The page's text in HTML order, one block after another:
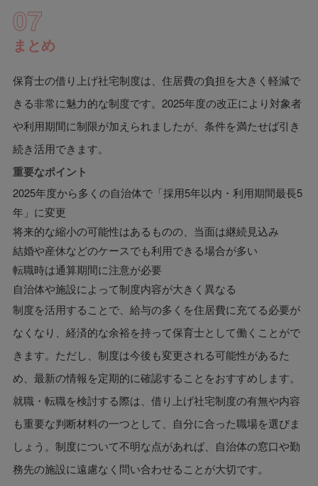
07
まとめ
保育士の借り上げ社宅制度は、住居費の負担を大きく軽減で
きる非常に魅力的な制度です。2025年度の改正により対象者
や利用期間に制限が加えられましたが、条件を満たせば引き
続き活用できます。
重要なポイント
2025年度から多くの自治体で「採用5年以内・利用期間最長5
年」に変更
将来的な縮小の可能性はあるものの、当面は継続見込み
結婚や産休などのケースでも利用できる場合が多い
転職時は通算期間に注意が必要
自治体や施設によって制度内容が大きく異なる
制度を活用することで、給与の多くを住居費に充てる必要が
なくなり、経済的な余裕を持って保育士として働くことがで
きます。ただし、制度は今後も変更される可能性があるた
め、最新の情報を定期的に確認することをおすすめします。
就職・転職を検討する際は、借り上げ社宅制度の有無や内容
も重要な判断材料の一つとして、自分に合った職場を選びま
しょう。制度について不明な点があれば、自治体の窓口や勤
務先の施設に遠慮なく問い合わせることが大切です。